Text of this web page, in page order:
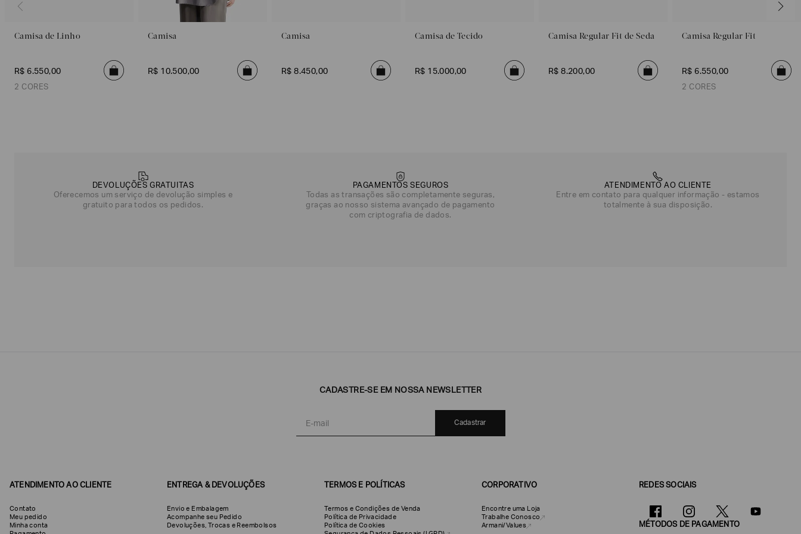
Camisa de Linho
R$ 6.550,00
2 CORES
Camisa
R$ 10.500,00
Camisa
R$ 8.450,00
Camisa de Tecido
R$ 15.000,00
Camisa Regular Fit de Seda
R$ 8.200,00
Camisa Regular Fit
R$ 6.550,00
2 CORES
DEVOLUÇÕES GRATUITAS
Oferecemos um serviço de devolução simples e
gratuito para todos os pedidos.
PAGAMENTOS SEGUROS
Todas as transações são completamente seguras,
graças ao nosso sistema avançado de pagamento
com criptografia de dados.
ATENDIMENTO AO CLIENTE
Entre em contato para qualquer informação - estamos
totalmente à sua disposição.
CADASTRE-SE EM NOSSA NEWSLETTER
Cadastrar
ATENDIMENTO AO CLIENTE
Contato
Meu pedido
Minha conta
ENTREGA & DEVOLUÇÕES
Envio e Embalagem
Acompanhe seu Pedido
Devoluções, Trocas e Reembolsos
TERMOS E POLÍTICAS
Termos e Condições de Venda
Política de Privacidade
Política de Cookies
CORPORATIVO
Encontre uma Loja
Trabalhe Conosco
Armani/Values
REDES SOCIAIS
MÉTODOS DE PAGAMENTO
contar
mais
sobre
você?
EA7
Armani
Masculinos